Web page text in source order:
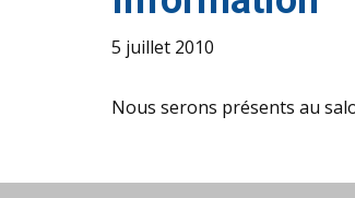
5 juillet 2010
Nous serons présents au